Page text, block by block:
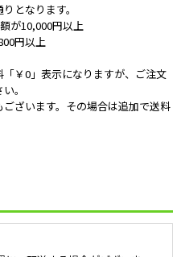
となります。
が10,000円以上
円以上
￥0」表示になりますが、ご注文
。
ざいます。その場合は追加で送料